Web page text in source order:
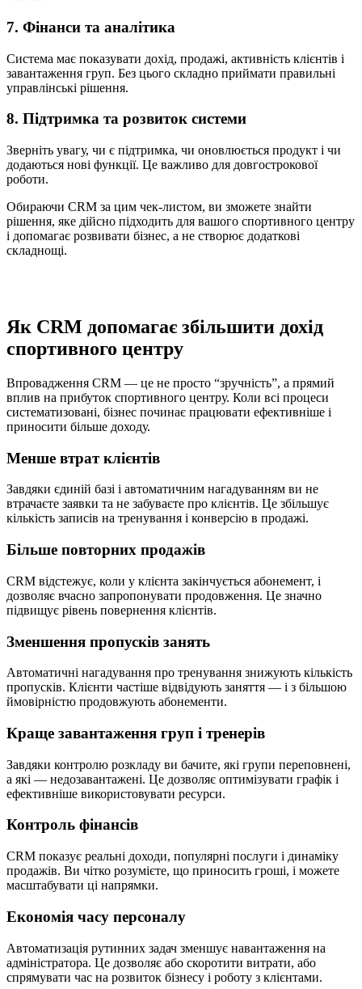
7. Фінанси та аналітика
Система має показувати дохід, продажі, активність клієнтів і
завантаження груп. Без цього складно приймати правильні
управлінські рішення.
8. Підтримка та розвиток системи
Зверніть увагу, чи є підтримка, чи оновлюється продукт і чи
додаються нові функції. Це важливо для довгострокової
роботи.
Обираючи CRM за цим чек-листом, ви зможете знайти
рішення, яке дійсно підходить для вашого спортивного центру
і допомагає розвивати бізнес, а не створює додаткові
складнощі.
Як CRM допомагає збільшити дохід
спортивного центру
Впровадження CRM — це не просто “зручність”, а прямий
вплив на прибуток спортивного центру. Коли всі процеси
систематизовані, бізнес починає працювати ефективніше і
приносити більше доходу.
Менше втрат клієнтів
Завдяки єдиній базі і автоматичним нагадуванням ви не
втрачаєте заявки та не забуваєте про клієнтів. Це збільшує
кількість записів на тренування і конверсію в продажі.
Більше повторних продажів
CRM відстежує, коли у клієнта закінчується абонемент, і
дозволяє вчасно запропонувати продовження. Це значно
підвищує рівень повернення клієнтів.
Зменшення пропусків занять
Автоматичні нагадування про тренування знижують кількість
пропусків. Клієнти частіше відвідують заняття — і з більшою
ймовірністю продовжують абонементи.
Краще завантаження груп і тренерів
Завдяки контролю розкладу ви бачите, які групи переповнені,
а які — недозавантажені. Це дозволяє оптимізувати графік і
ефективніше використовувати ресурси.
Контроль фінансів
CRM показує реальні доходи, популярні послуги і динаміку
продажів. Ви чітко розумієте, що приносить гроші, і можете
масштабувати ці напрямки.
Економія часу персоналу
Автоматизація рутинних задач зменшує навантаження на
адміністратора. Це дозволяє або скоротити витрати, або
спрямувати час на розвиток бізнесу і роботу з клієнтами.